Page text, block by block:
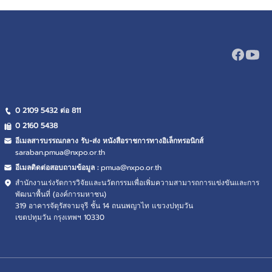
0 2109 5432 ต่อ 811
0 2160 5438
อีเมลสารบรรณกลาง รับ-ส่ง หนังสือราชการทางอิเล็กทรอนิกส์
saraban.pmua@nxpo.or.th
อีเมลติดต่อสอบถามข้อมูล :pmua@nxpo.or.th
สำนักงานเร่งรัดการวิจัยและนวัตกรรมเพื่อเพิ่มความสามารถการแข่งขันและการ
พัฒนาพื้นที่ (องค์การมหาชน)
319 อาคารจัตุรัสจามจุรี ชั้น 14 ถนนพญาไท แขวงปทุมวัน
เขตปทุมวัน กรุงเทพฯ 10330